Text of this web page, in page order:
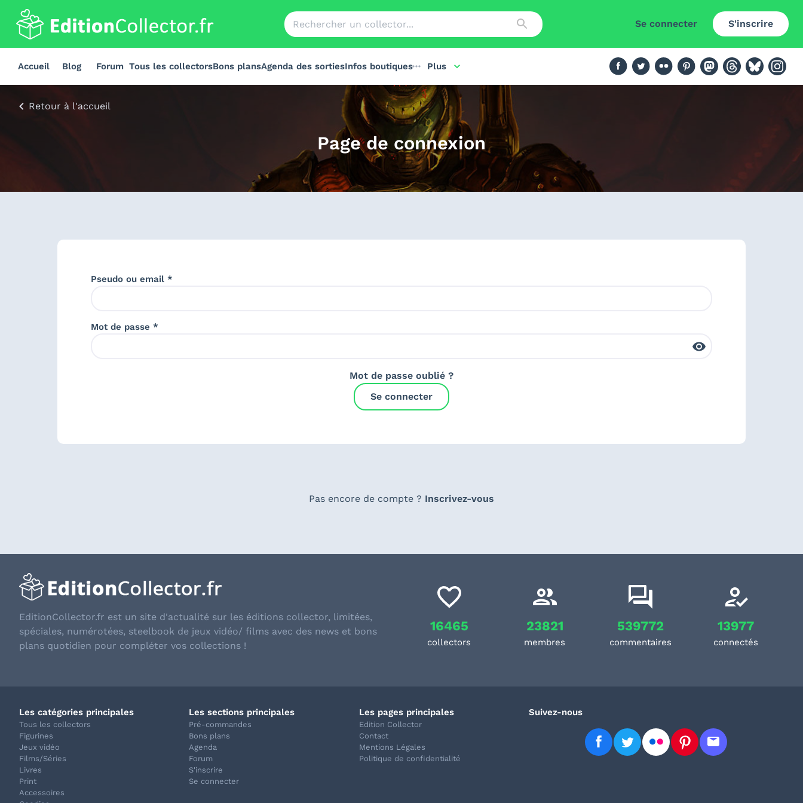
Se connecter S'inscrire
Accueil Blog Forum Tous les collectorsBons plansAgenda des sortiesInfos boutiques Plus
Retour à l'accueil
Page de connexion
Pseudo ou email *
Mot de passe *
Mot de passe oublié ?
Se connecter
Pas encore de compte ? Inscrivez-vous
EditionCollector.fr est un site d'actualité sur les éditions collector, limitées,
spéciales, numérotées, steelbook de jeux vidéo/ films avec des news et bons
plans quotidien pour compléter vos collections !
16465
collectors
23821
membres
539772
commentaires
13977
connectés
Les catégories principales
Tous les collectors
Figurines
Jeux vidéo
Films/Séries
Livres
Print
Accessoires
Les sections principales
Pré-commandes
Bons plans
Agenda
Forum
S'inscrire
Se connecter
Les pages principales
Edition Collector
Contact
Mentions Légales
Politique de confidentialité
Suivez-nous